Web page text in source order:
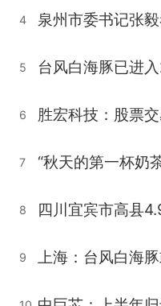
4 泉州市委书记张
5 台风白海豚已进
6 胜宏科技：股票
7 “秋天的第一杯奶
8
9